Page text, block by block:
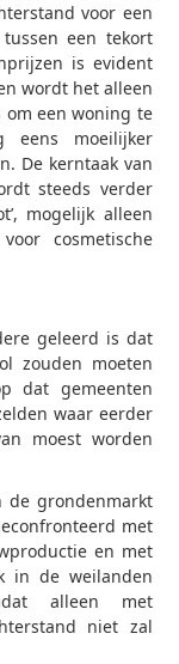
voor een
een tekort
is evident
wordt het alleen
een woning te
eens moeilijker
De kerntaak van
steeds verder
mogelijk alleen
cosmetische
geleerd is dat
zouden moeten
dat gemeenten
waar eerder
moest worden
de grondenmarkt
met
en met
in de weilanden
alleen met
niet zal